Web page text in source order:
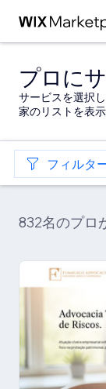
プロに
サービスを選択
家のリストを表
フィルタ
832名のプロ